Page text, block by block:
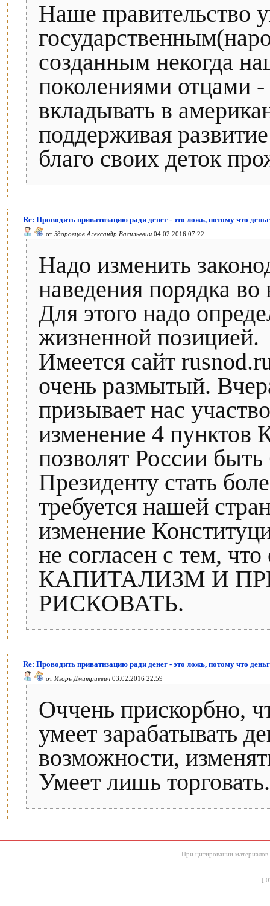
Наше правительство
созданным некогда
поколениями отцами
вкладывать в
поддерживая
благо своих деток
Re: Проводить приватизацию ради денег - это ложь, потому что
от Здоровцов Александр Васильевич 04.02.2016 07:22
Надо изменить
наведения порядка
Для этого надо
жизненной позицией.
Имеется сайт
очень размытый.
призывает нас
изменение 4 пунктов
позволят России
Президенту стать
требуется нашей
изменение
не согласен с тем,
КАПИТАЛИЗМ И
РИСКОВАТЬ.
Re: Проводить приватизацию ради денег - это ложь, потому что
от Игорь Дмитриевич 03.02.2016 22:59
Оччень прискорбно,
умеет зарабатывать
возможности,
Умеет лишь торговать.
При цитировании материалов
[